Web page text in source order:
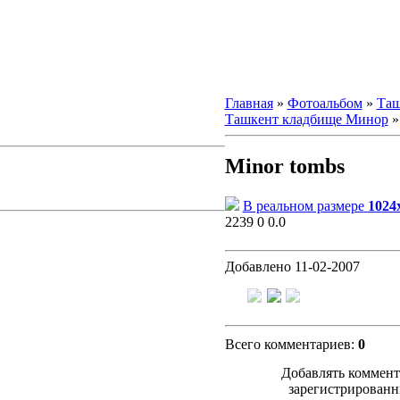
Главная» Фотоальбом»
Ташкент кладбище Минор»
Minor tombs
В реальном размере
2239 0 0.0
Добавлено11-02-2007
Всего комментариев: 0
Добавлять